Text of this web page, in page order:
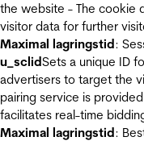
the website - The cookie
visitor data for further
Maximal lagringstid:
u_sclidSets a unique ID
advertisers to target the
pairing service is
facilitates real-time
Maximal lagringstid: